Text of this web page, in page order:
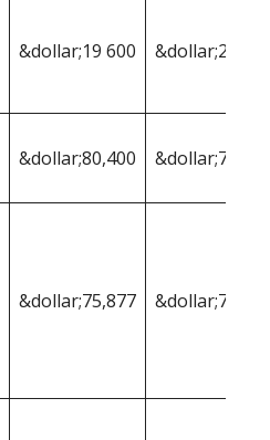
&dollar;19 600
&dollar;80,400
&dollar;75,877